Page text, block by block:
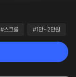
#스크롤 #1만~2만원